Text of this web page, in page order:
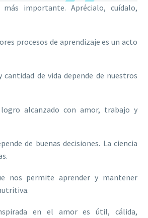
importante. Aprécialo, cuídalo,
procesos de aprendizaje es un acto
cantidad de vida depende de nuestros
alcanzado con amor, trabajo y
de buenas decisiones. La ciencia
nos permite aprender y mantener
en el amor es útil, cálida,